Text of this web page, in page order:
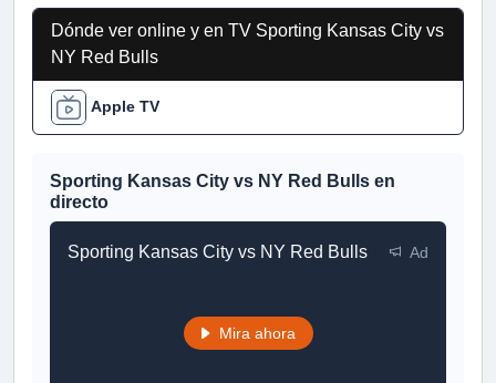
Dónde ver online y en TV Sporting Kansas City vs
NY Red Bulls
Apple TV
Sporting Kansas City vs NY Red Bulls en
directo
Sporting Kansas City vs NY Red Bulls Ad
Mira ahora